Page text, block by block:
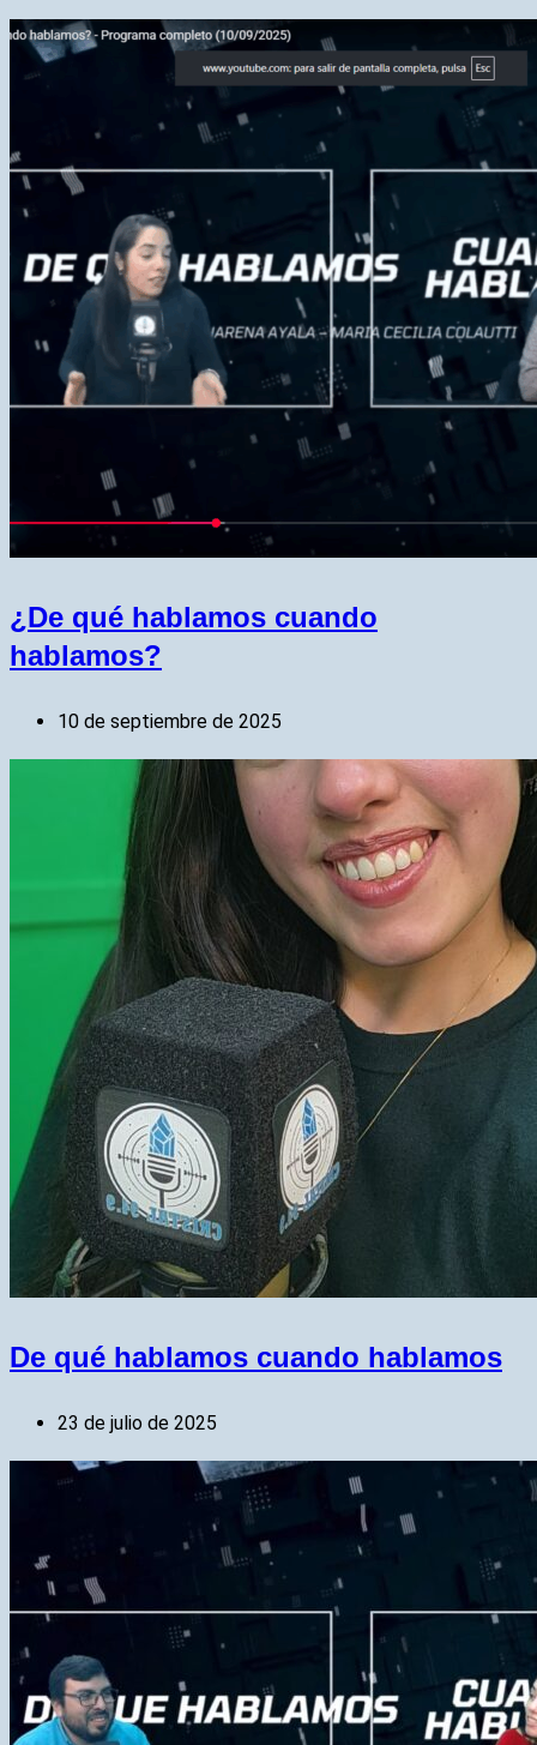
¿De qué hablamos cuando
hablamos?
10 de septiembre de 2025
De qué hablamos cuando hablamos
23 de julio de 2025